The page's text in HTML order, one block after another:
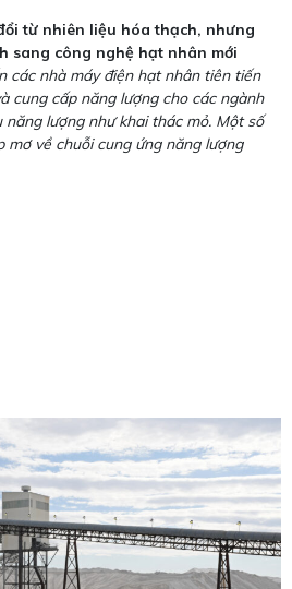
từ nhiên liệu hóa thạch, nhưng
sang công nghệ hạt nhân mới
các nhà máy điện hạt nhân tiên tiến
cung cấp năng lượng cho các ngành
năng lượng như khai thác mỏ. Một số
mơ về chuỗi cung ứng năng lượng